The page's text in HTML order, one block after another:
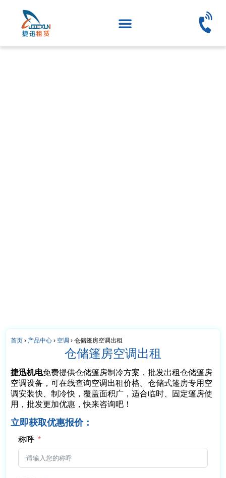
首页 › 产品中心 › 空调 › 仓储篷房空调出租
仓储篷房空调出租
捷迅机电免费提供仓储篷房制冷方案，批发出租仓储篷房
空调设备，可在线查询空调出租价格。仓储式篷房专用空
调安装快、制冷快，覆盖面积广，适合临时、固定篷房使
用，批发更加优惠，快来咨询吧！
立即获取优惠报价：
称呼